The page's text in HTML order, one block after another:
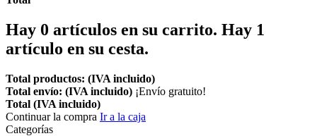
Hay 0 artículos en su carrito. Hay 1
artículo en su cesta.
Total productos: (IVA incluido)
Total envío: (IVA incluido) ¡Envío gratuito!
Total (IVA incluido)
Continuar la compra Ir a la caja
Categorías